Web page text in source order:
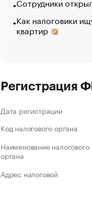
Как налоговики
квартир
Регистрация
Дата регистрации
Код налогового органа
Наименование налогового
органа
Адрес налоговой